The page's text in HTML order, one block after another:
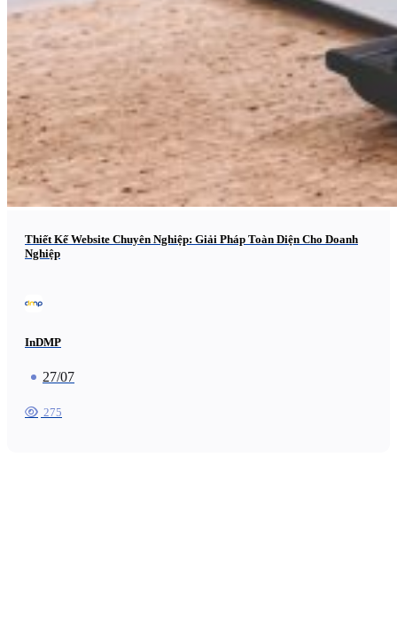
Thiết Kế Website Chuyên Nghiệp: Giải Pháp Toàn Diện Cho Doanh
Nghiệp
InDMP
27/07
275